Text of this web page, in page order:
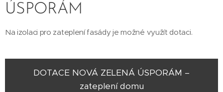
ÚSPORÁM
Na izolaci pro zateplení fasády je možné využít dotaci.
DOTACE NOVÁ ZELENÁ ÚSPORÁM –
zateplení domu